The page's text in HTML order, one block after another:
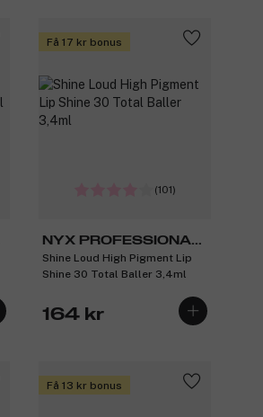
Få 17 kr bonus
(101)
NYX PROFESSIONAL
MAKEUP
Shine Loud High Pigment Lip
Shine 30 Total Baller 3,4ml
164 kr
Få 13 kr bonus